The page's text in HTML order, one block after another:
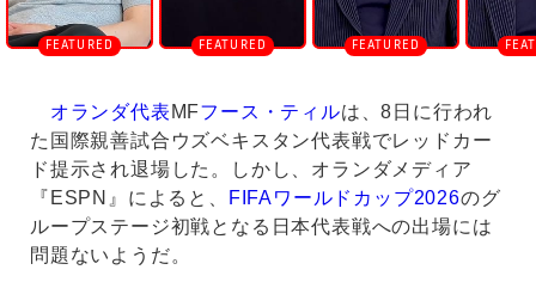
オランダ代表 MFフース・ティルは、8日に行われ
た国際親善試合ウズベキスタン代表戦でレッドカー
ド提示され退場した。しかし、オランダメディア
『ESPN』によると、
FIFAワールドカップ2026のグ
ループステージ初戦となる日本代表戦への出場には
問題ないようだ。